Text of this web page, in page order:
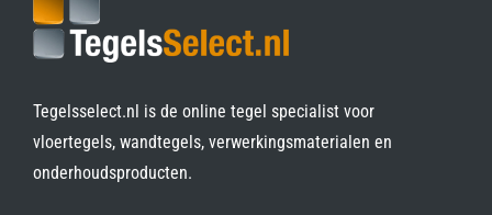
Tegelsselect.nl is de online tegel specialist voor
vloertegels, wandtegels, verwerkingsmaterialen en
onderhoudsproducten.